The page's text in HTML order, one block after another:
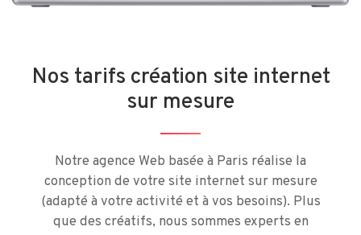
Nos tarifs création site internet
sur mesure
Notre agence Web basée à Paris réalise la
conception de votre site internet sur mesure
(adapté à votre activité et à vos besoins). Plus
que des créatifs, nous sommes experts en